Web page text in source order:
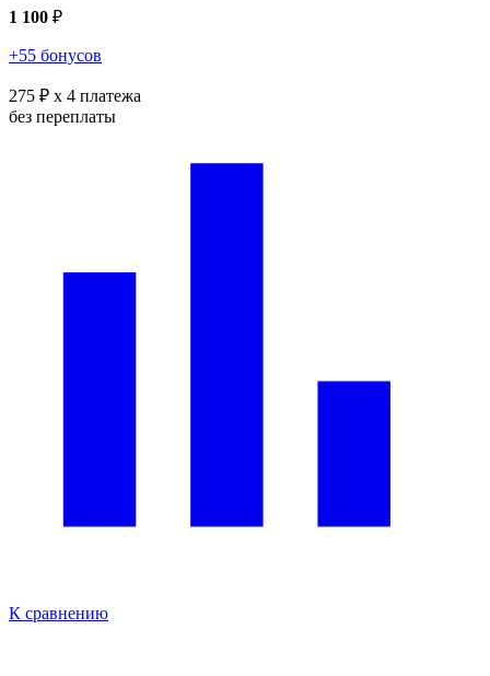
1 100 ₽
+55 бонусов
275 ₽ x 4 платежа
без переплаты
К сравнению